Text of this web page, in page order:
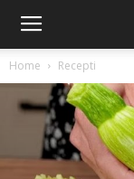
Home Recepti